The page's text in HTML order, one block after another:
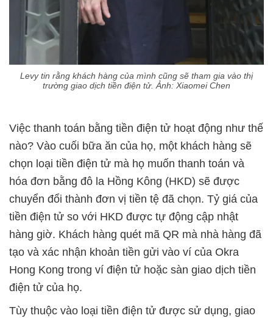
Levy tin rằng khách hàng của mình cũng sẽ tham gia vào thị
trường giao dịch tiền điện tử. Ảnh: Xiaomei Chen
Việc thanh toán bằng tiền điện tử hoạt động như thế
nào? Vào cuối bữa ăn của họ, một khách hàng sẽ
chọn loại tiền điện tử mà họ muốn thanh toán và
hóa đơn bằng đô la Hồng Kông (HKD) sẽ được
chuyển đổi thành đơn vị tiền tệ đã chọn. Tỷ giá của
tiền điện tử so với HKD được tự động cập nhật
hàng giờ. Khách hàng quét mã QR mà nhà hàng đã
tạo và xác nhận khoản tiền gửi vào ví của Okra
Hong Kong trong ví điện tử hoặc sàn giao dịch tiền
điện tử của họ.
Tùy thuộc vào loại tiền điện tử được sử dụng, giao